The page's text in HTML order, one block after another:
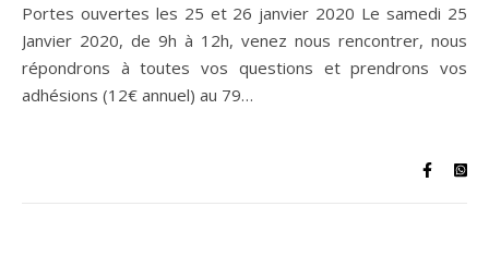
Portes ouvertes les 25 et 26 janvier 2020 Le samedi 25
Janvier 2020, de 9h à 12h, venez nous rencontrer, nous
répondrons à toutes vos questions et prendrons vos
adhésions (12€ annuel) au 79…